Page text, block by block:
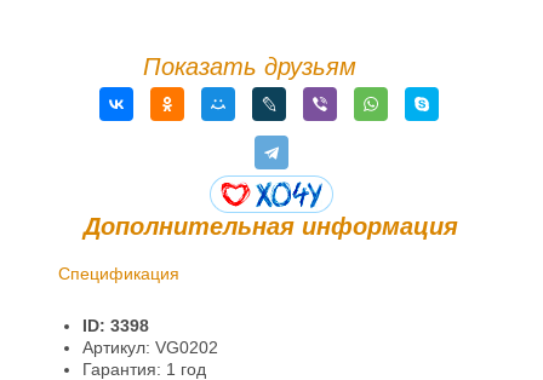
Показать друзьям
Дополнительная информация
Спецификация
Гарантии и возврат
ID: 3398
Артикул: VG0202
Гарантия: 1 год